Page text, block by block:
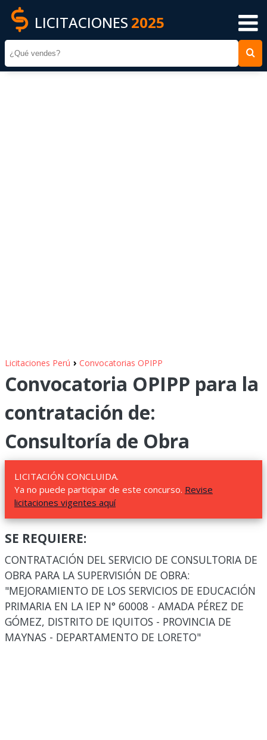
LICITACIONES 2025
Licitaciones Perú › Convocatorias OPIPP
Convocatoria OPIPP para la
contratación de:
Consultoría de Obra
LICITACIÓN CONCLUIDA.
Ya no puede participar de este concurso. Revise
licitaciones vigentes aquí
SE REQUIERE:
CONTRATACIÓN DEL SERVICIO DE CONSULTORIA DE
OBRA PARA LA SUPERVISIÓN DE OBRA:
"MEJORAMIENTO DE LOS SERVICIOS DE EDUCACIÓN
PRIMARIA EN LA IEP N° 60008 - AMADA PÉREZ DE
GÓMEZ, DISTRITO DE IQUITOS - PROVINCIA DE
MAYNAS - DEPARTAMENTO DE LORETO"